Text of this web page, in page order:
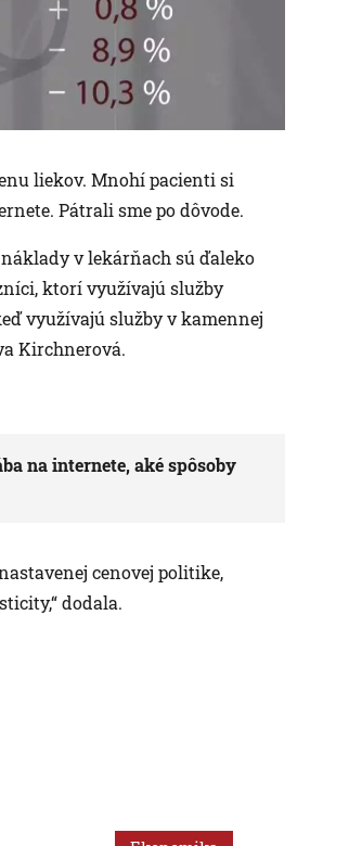
liekov. Mnohí pacienti si
Pátrali sme po dôvode.
náklady v lekárňach sú ďaleko
ktorí využívajú služby
využívajú služby v kamennej
Kirchnerová.
na internete, aké spôsoby
cenovej politike,
dodala.